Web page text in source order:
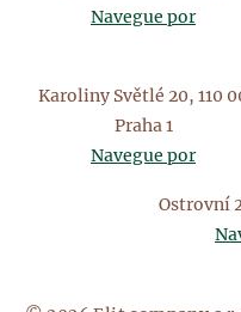
Navegue por
Karoliny Světlé 20, 110
Praha 1
Navegue por
Ostrovní